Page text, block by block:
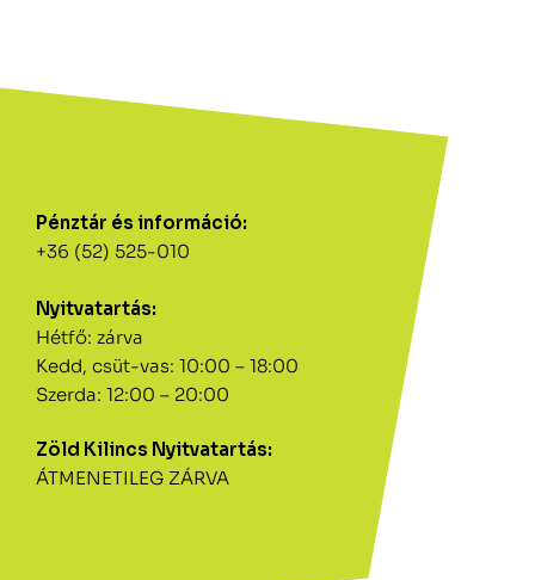
Pénztár és információ:
+36 (52) 525-010
Nyitvatartás:
Hétfő: zárva
Kedd, csüt-vas: 10:00 – 18:00
Szerda: 12:00 – 20:00
Zöld Kilincs Nyitvatartás:
ÁTMENETILEG ZÁRVA